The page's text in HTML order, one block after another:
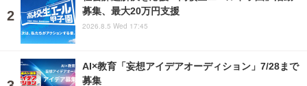
募集、最大20万円支援
2026.8.5 Wed 17:45
AI×教育「妄想アイデアオーディション」7/28まで
募集